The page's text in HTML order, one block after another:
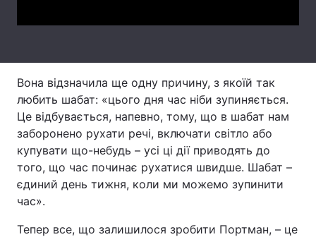
Тема оформлення
Вона відзначила ще одну причину, з якоїй так
любить шабат: «цього дня час ніби зупиняється.
Це відбувається, напевно, тому, що в шабат нам
заборонено рухати речі, включати світло або
купувати що-небудь – усі ці дії приводять до
того, що час починає рухатися швидше. Шабат –
єдиний день тижня, коли ми можемо зупинити
час».
Тепер все, що залишилося зробити Портман, – це